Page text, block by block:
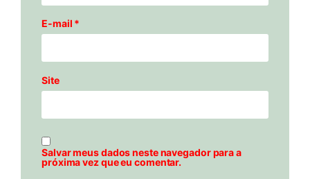
E-mail *
Site
Salvar meus dados neste navegador para a
próxima vez que eu comentar.